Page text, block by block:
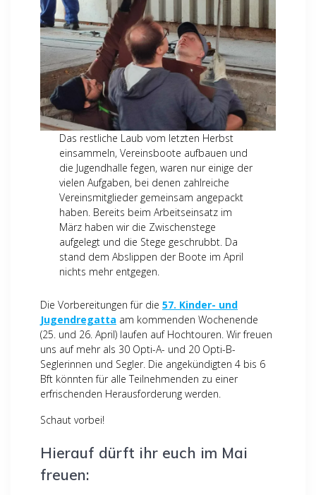
Das restliche Laub vom letzten Herbst
einsammeln, Vereinsboote aufbauen und
die Jugendhalle fegen, waren nur einige der
vielen Aufgaben, bei denen zahlreiche
Vereinsmitglieder gemeinsam angepackt
haben. Bereits beim Arbeitseinsatz im
März haben wir die Zwischenstege
aufgelegt und die Stege geschrubbt. Da
stand dem Abslippen der Boote im April
nichts mehr entgegen.
Die Vorbereitungen für die 57. Kinder- und
Jugendregatta am kommenden Wochenende
(25. und 26. April) laufen auf Hochtouren. Wir freuen
uns auf mehr als 30 Opti-A- und 20 Opti-B-
Seglerinnen und Segler. Die angekündigten 4 bis 6
Bft könnten für alle Teilnehmenden zu einer
erfrischenden Herausforderung werden.
Schaut vorbei!
Hierauf dürft ihr euch im Mai
freuen: